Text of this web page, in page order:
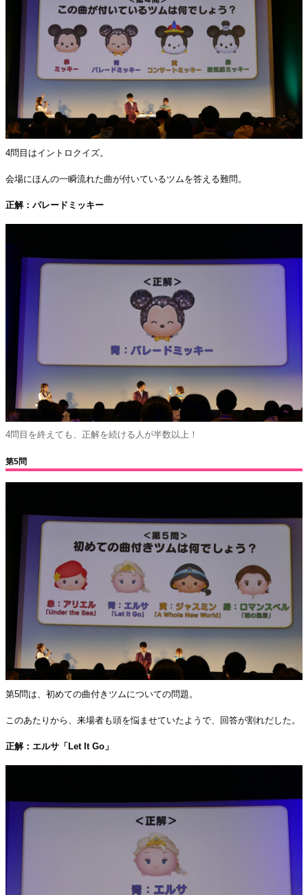
4問目はイントロクイズ。
会場にほんの一瞬流れた曲が付いているツムを答える難問。
正解：パレードミッキー
4問目を終えても、正解を続ける人が半数以上！
第5問
第5問は、初めての曲付きツムについての問題。
このあたりから、来場者も頭を悩ませていたようで、回答が割れだした。
正解：エルサ「Let It Go」